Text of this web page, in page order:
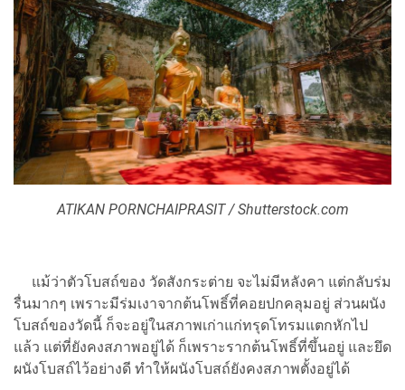
ATIKAN PORNCHAIPRASIT / Shutterstock.com
แม้ว่าตัวโบสถ์ของ วัดสังกระต่าย จะไม่มีหลังคา แต่กลับร่ม
รื่นมากๆ เพราะมีร่มเงาจากต้นโพธิ์ที่คอยปกคลุมอยู่ ส่วนผนัง
โบสถ์ของวัดนี้ ก็จะอยู่ในสภาพเก่าแก่ทรุดโทรมแตกหักไป
แล้ว แต่ที่ยังคงสภาพอยู่ได้ ก็เพราะรากต้นโพธิ์ที่ขึ้นอยู่ และยึด
ผนังโบสถ์ไว้อย่างดี ทำให้ผนังโบสถ์ยังคงสภาพตั้งอยู่ได้